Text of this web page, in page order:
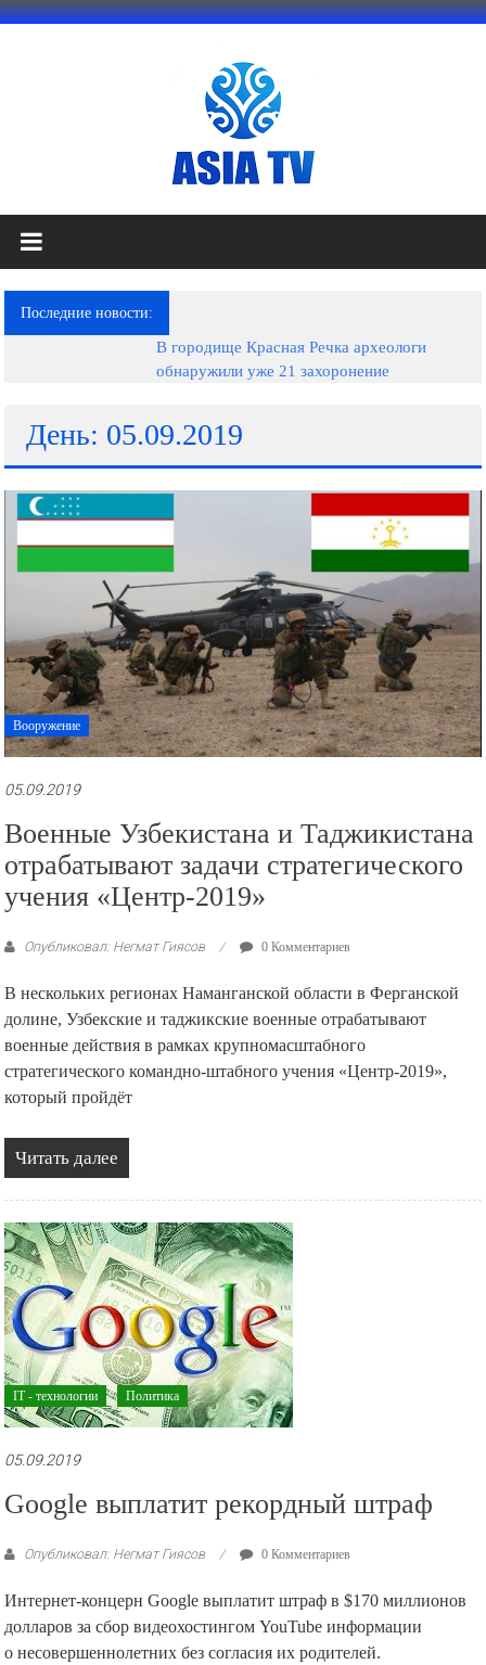
Перейти
АЗИЯ
ТВ
это
телеканал
фильмы,
музыкальные
рекламные
презентации.
Последние новости:
В городище Красная Речка археологи
обнаружили уже 21 захоронение
День: 05.09.2019
Вооружение
05.09.2019
Военные Узбекистана и Таджикистана
отрабатывают задачи стратегического
учения «Центр-2019»
Опубликовал: Негмат Гиясов 0 Комментариев
В нескольких регионах Наманганской области в Ферганской
долине, Узбекские и таджикские военные отрабатывают
военные действия в рамках крупномасштабного
стратегического командно-штабного учения «Центр-2019»,
который пройдёт
Читать далее
IT - технологии Политика
05.09.2019
Google выплатит рекордный штраф
Опубликовал: Негмат Гиясов 0 Комментариев
Интернет-концерн Google выплатит штраф в $170 миллионов
долларов за сбор видеохостингом YouTube информации
о несовершеннолетних без согласия их родителей.